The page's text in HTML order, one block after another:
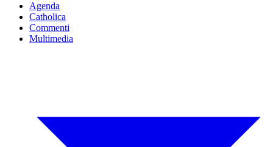
Agenda
Catholica
Commenti
Multimedia